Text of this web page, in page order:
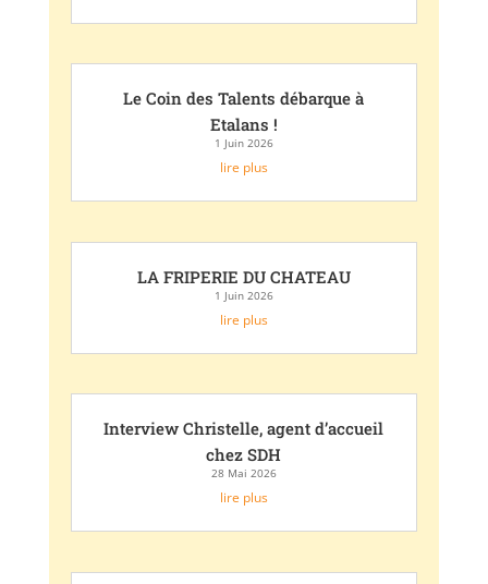
Le Coin des Talents débarque à
Etalans !
1 Juin 2026
lire plus
LA FRIPERIE DU CHATEAU
1 Juin 2026
lire plus
Interview Christelle, agent d’accueil
chez SDH
28 Mai 2026
lire plus